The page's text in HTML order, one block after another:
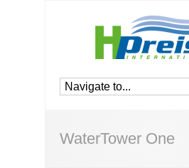
WaterTower One